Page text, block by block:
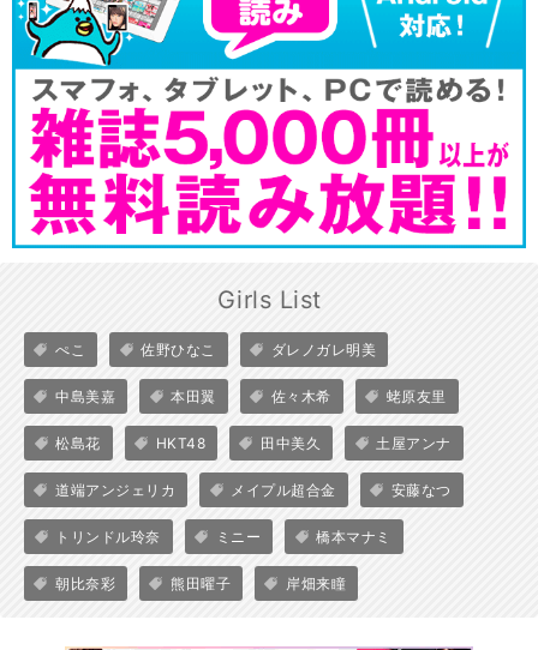
Girls List
ぺこ 佐野ひなこ ダレノガレ明美
中島美嘉 本田翼 佐々木希 蛯原友里
松島花 HKT48 田中美久 土屋アンナ
道端アンジェリカ メイプル超合金 安藤なつ
トリンドル玲奈 ミニー 橋本マナミ
朝比奈彩 熊田曜子 岸畑来瞳